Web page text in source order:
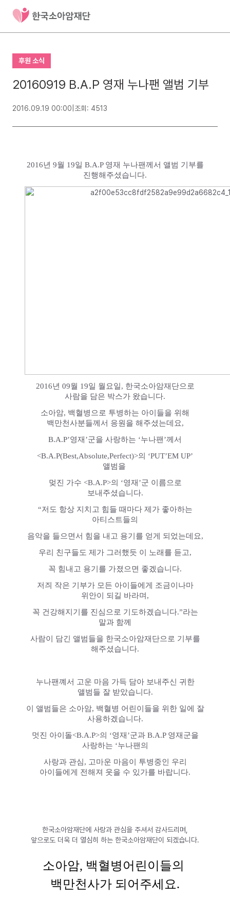
후원 소식
20160919 B.A.P 영재 누나팬 앨범 기부
2016.09.19 00:00 조회: 4513
2016년 9월 19일 B.A.P 영재 누나팬께서 앨범 기부를
진행해주셨습니다.
2016년 09월 19일 월요일, 한국소아암재단으로
사람을 담은 박스가 왔습니다.
소아암, 백혈병으로 투병하는 아이들을 위해
백만천사분들께서 응원을 해주셨는데요,
B.A.P’영재’군을 사랑하는 ‘누나팬’께서
<B.A.P(Best,Absolute,Perfect)>​의 ‘PUT’EM UP’
앨범을
멎진 가수 <B.A.P>의 ‘영재’군 이름으로
보내주셨습니다.
“저도 항상 지치고 힘들 때마다 제가 좋아하는
아티스트들의
음악을 들으면서 힘을 내고 용기를 얻게 되었는데요,
우리 친구들도 제가 그러했듯 이 노래를 듣고,
꼭 힘내고 용기를 가졌으면 좋겠습니다.
저즤 작은 기부가 모든 아이들에게 조금이나마
위안이 되길 바라며,
꼭 건강해지기를 진심으로 기도하겠습니다.”라는
말과 함께
사람이 담긴 앨범들을 한국소아암재단으로 기부를
해주셨습니다.
누나팬꼐서 고운 마음 가득 담아 보내주신 귀한
앨범들 잘 받았습니다.
이 앨범들은 소아암, 백혈병 어린이들을 위한 일에 잘
사용하겠습니다.
멋진 아이돌<B.A.P>의 ‘영재’군과 B.A.P 영재군을
사랑하는 ‘누나팬의
사랑과 관심, 고마운 마음이 투병중인 우리
아이들에게 전해져 웃을 수 있가를 바랍니다.
​한국소아암재단에 사랑과 관심을 주셔서 감사드리며,
앞으로도 더욱 더 열심히 하는 한국소아암재단이 되겠습니다.
소아암, 백혈병어린이들의
백만천사가 되어주세요.